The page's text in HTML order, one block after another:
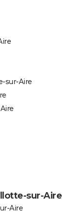
sur-Aire
sur-Aire
Aire